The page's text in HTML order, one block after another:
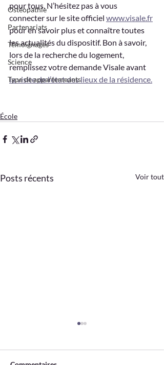
Ostéopathie
Partenariats
Témoignages
Science
Type de appartemeants
pour tous. N’hésitez pas à vous
connecter sur le site officiel www.visale.fr
pour en savoir plus et connaître toutes
les actualités du dispositif. Bon à savoir,
lors de la recherche du logement,
remplissez votre demande Visale avant
la visite de l’état des lieux de la résidence.
École
Posts récents Voir tout